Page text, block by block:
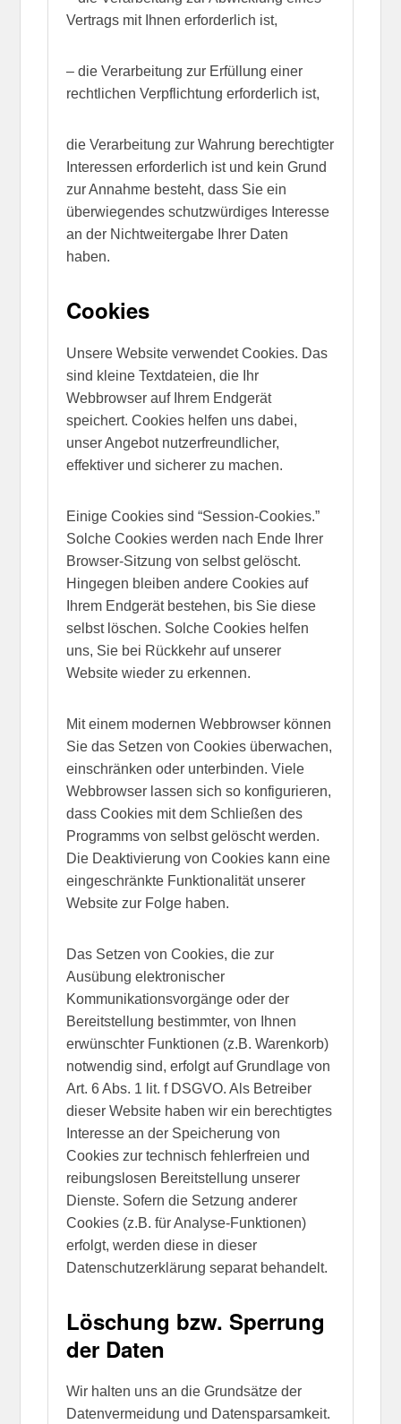
Vertrags mit Ihnen erforderlich ist,
– die Verarbeitung zur Erfüllung einer
rechtlichen Verpflichtung erforderlich ist,
die Verarbeitung zur Wahrung berechtigter
Interessen erforderlich ist und kein Grund
zur Annahme besteht, dass Sie ein
überwiegendes schutzwürdiges Interesse
an der Nichtweitergabe Ihrer Daten
haben.
Cookies
Unsere Website verwendet Cookies. Das
sind kleine Textdateien, die Ihr
Webbrowser auf Ihrem Endgerät
speichert. Cookies helfen uns dabei,
unser Angebot nutzerfreundlicher,
effektiver und sicherer zu machen.
Einige Cookies sind “Session-Cookies.”
Solche Cookies werden nach Ende Ihrer
Browser-Sitzung von selbst gelöscht.
Hingegen bleiben andere Cookies auf
Ihrem Endgerät bestehen, bis Sie diese
selbst löschen. Solche Cookies helfen
uns, Sie bei Rückkehr auf unserer
Website wieder zu erkennen.
Mit einem modernen Webbrowser können
Sie das Setzen von Cookies überwachen,
einschränken oder unterbinden. Viele
Webbrowser lassen sich so konfigurieren,
dass Cookies mit dem Schließen des
Programms von selbst gelöscht werden.
Die Deaktivierung von Cookies kann eine
eingeschränkte Funktionalität unserer
Website zur Folge haben.
Das Setzen von Cookies, die zur
Ausübung elektronischer
Kommunikationsvorgänge oder der
Bereitstellung bestimmter, von Ihnen
erwünschter Funktionen (z.B. Warenkorb)
notwendig sind, erfolgt auf Grundlage von
Art. 6 Abs. 1 lit. f DSGVO. Als Betreiber
dieser Website haben wir ein berechtigtes
Interesse an der Speicherung von
Cookies zur technisch fehlerfreien und
reibungslosen Bereitstellung unserer
Dienste. Sofern die Setzung anderer
Cookies (z.B. für Analyse-Funktionen)
erfolgt, werden diese in dieser
Datenschutzerklärung separat behandelt.
Löschung bzw. Sperrung
der Daten
Wir halten uns an die Grundsätze der
Datenvermeidung und Datensparsamkeit.